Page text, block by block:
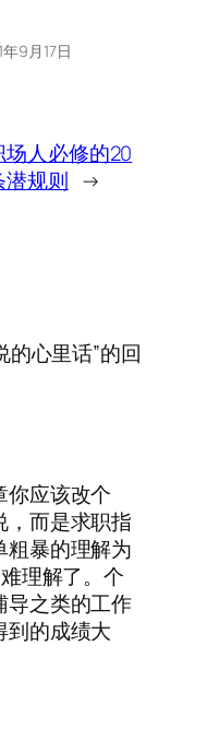
年9月17日
场人必修的20
潜规则 →
的心里话”的回
你应该改个
，而是求职指
粗暴的理解为
理解了。个
导之类的工作
到的成绩大